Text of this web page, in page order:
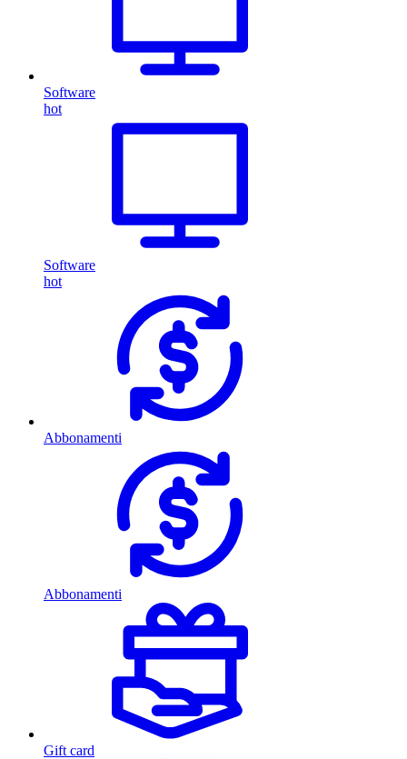
Software
hot
Software
hot
Abbonamenti
Abbonamenti
Gift card